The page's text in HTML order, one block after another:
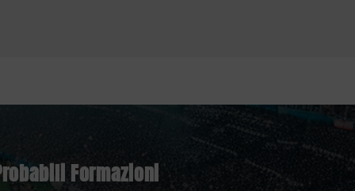
Formazioni